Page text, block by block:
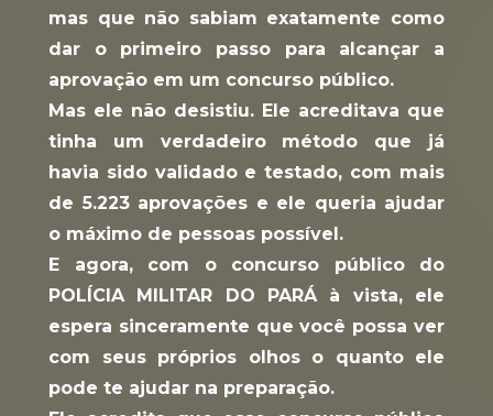
mas que não sabiam exatamente como
dar o primeiro passo para alcançar a
aprovação em um concurso público.
Mas ele não desistiu. Ele acreditava que
tinha um verdadeiro método que já
havia sido validado e testado, com mais
de 5.223 aprovações e ele queria ajudar
o máximo de pessoas possível.
E agora, com o concurso público do
POLÍCIA MILITAR DO PARÁ à vista, ele
espera sinceramente que você possa ver
com seus próprios olhos o quanto ele
pode te ajudar na preparação.